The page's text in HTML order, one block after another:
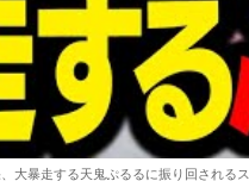
大暴走する天鬼ぷるるに振り回される